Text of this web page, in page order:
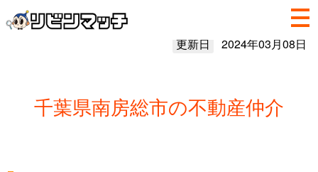
更新日 2024年03月08日
千葉県南房総市の不動産仲介